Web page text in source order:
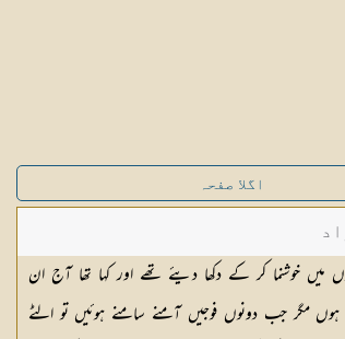
اگلا صفحہ
خوشنما کر کے دکھا دیئے تھے اور کہا تھا آج ان
ہوں مگر جب دونوں فوجیں آمنے سامنے ہوئیں تو الٹے